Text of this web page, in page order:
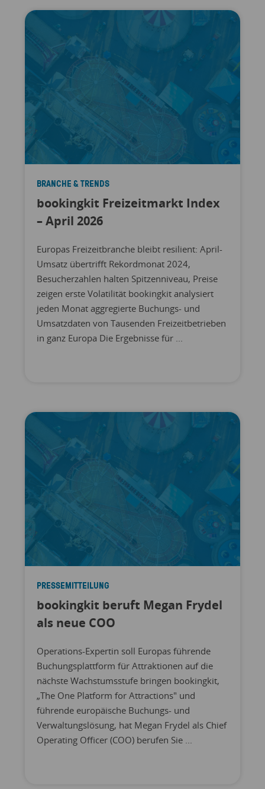
BRANCHE & TRENDS
bookingkit Freizeitmarkt Index
– April 2026
Europas Freizeitbranche bleibt resilient: April-
Umsatz übertrifft Rekordmonat 2024,
Besucherzahlen halten Spitzenniveau, Preise
zeigen erste Volatilität bookingkit analysiert
jeden Monat aggregierte Buchungs- und
Umsatzdaten von Tausenden Freizeitbetrieben
in ganz Europa Die Ergebnisse für ...
PRESSEMITTEILUNG
bookingkit beruft Megan Frydel
als neue COO
Operations-Expertin soll Europas führende
Buchungsplattform für Attraktionen auf die
nächste Wachstumsstufe bringen bookingkit,
„The One Platform for Attractions" und
führende europäische Buchungs- und
Verwaltungslösung, hat Megan Frydel als Chief
Operating Officer (COO) berufen Sie ...